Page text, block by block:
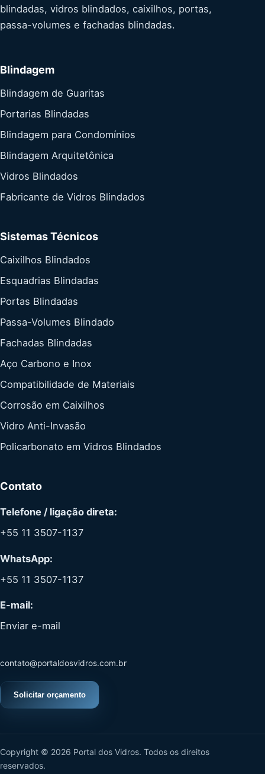
blindadas, vidros blindados, caixilhos, portas,
passa-volumes e fachadas blindadas.
Blindagem
Blindagem de Guaritas
Portarias Blindadas
Blindagem para Condomínios
Blindagem Arquitetônica
Vidros Blindados
Fabricante de Vidros Blindados
Sistemas Técnicos
Caixilhos Blindados
Esquadrias Blindadas
Portas Blindadas
Passa-Volumes Blindado
Fachadas Blindadas
Aço Carbono e Inox
Compatibilidade de Materiais
Corrosão em Caixilhos
Vidro Anti-Invasão
Policarbonato em Vidros Blindados
Contato
Telefone / ligação direta:
+55 11 3507-1137
WhatsApp:
+55 11 3507-1137
E-mail:
Enviar e-mail
contato@portaldosvidros.com.br
Solicitar orçamento
Copyright © 2026 Portal dos Vidros. Todos os direitos
reservados.